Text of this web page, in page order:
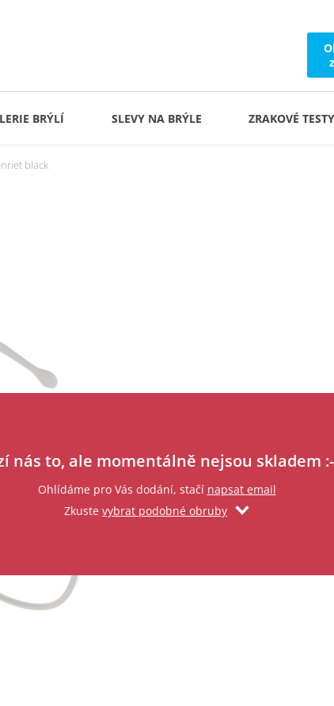
BRÝLÍ SLEVY NA BRÝLE ZRAKOVÉ TESTY
black
nás to, ale momentálně nejsou skladem
Ohlídáme pro Vás dodání, stačí napsat email
Zkuste vybrat podobné obruby